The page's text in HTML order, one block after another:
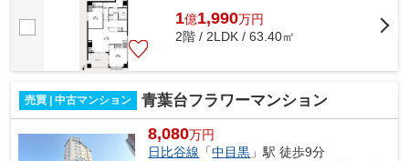
1億1,990万円
2階 / 2LDK / 63.40㎡
売買 | 中古マンション 青葉台フラワーマンション
8,080万円
日比谷線 「中目黒 」駅 徒歩9分